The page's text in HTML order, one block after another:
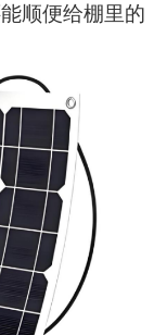
顺便给棚里的